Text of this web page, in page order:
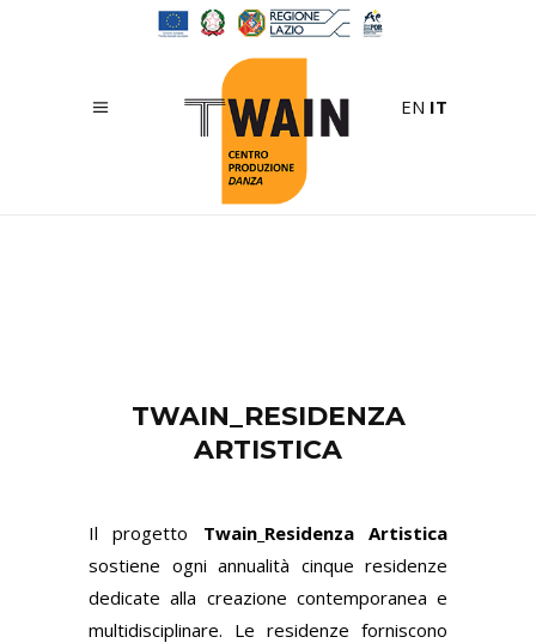
EN IT
TWAIN_RESIDENZA
ARTISTICA
Il progetto Twain_Residenza Artistica
sostiene ogni annualità cinque residenze
dedicate alla creazione contemporanea e
multidisciplinare. Le residenze forniscono